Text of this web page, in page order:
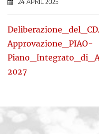
24 APRIL 2025
Approvazione_PIAO-
2027